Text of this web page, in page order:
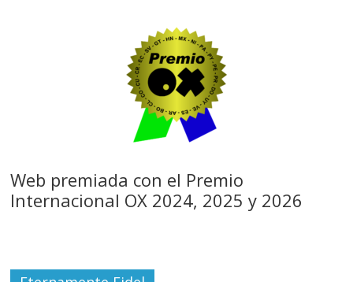
Web premiada con el Premio
Internacional OX 2024, 2025 y 2026